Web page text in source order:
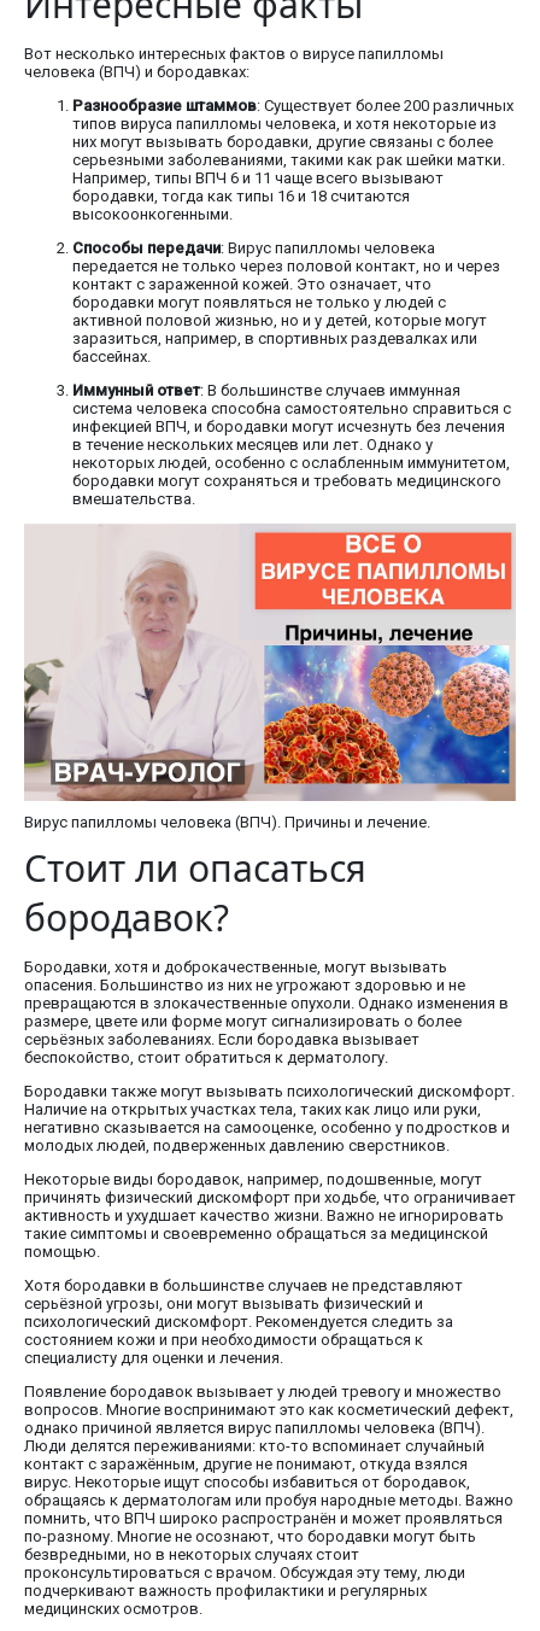
Вот несколько интересных фактов о вирусе папилломы
человека (ВПЧ) и бородавках:
Разнообразие штаммов: Существует более 200 различных
типов вируса папилломы человека, и хотя некоторые из
них могут вызывать бородавки, другие связаны с более
серьезными заболеваниями, такими как рак шейки матки.
Например, типы ВПЧ 6 и 11 чаще всего вызывают
бородавки, тогда как типы 16 и 18 считаются
высокоонкогенными.
Способы передачи: Вирус папилломы человека
передается не только через половой контакт, но и через
контакт с зараженной кожей. Это означает, что
бородавки могут появляться не только у людей с
активной половой жизнью, но и у детей, которые могут
заразиться, например, в спортивных раздевалках или
бассейнах.
Иммунный ответ: В большинстве случаев иммунная
система человека способна самостоятельно справиться с
инфекцией ВПЧ, и бородавки могут исчезнуть без лечения
в течение нескольких месяцев или лет. Однако у
некоторых людей, особенно с ослабленным иммунитетом,
бородавки могут сохраняться и требовать медицинского
вмешательства.
Вирус папилломы человека (ВПЧ). Причины и лечение.
Стоит ли опасаться
бородавок?
Бородавки, хотя и доброкачественные, могут вызывать
опасения. Большинство из них не угрожают здоровью и не
превращаются в злокачественные опухоли. Однако изменения в
размере, цвете или форме могут сигнализировать о более
серьёзных заболеваниях. Если бородавка вызывает
беспокойство, стоит обратиться к дерматологу.
Бородавки также могут вызывать психологический дискомфорт.
Наличие на открытых участках тела, таких как лицо или руки,
негативно сказывается на самооценке, особенно у подростков и
молодых людей, подверженных давлению сверстников.
Некоторые виды бородавок, например, подошвенные, могут
причинять физический дискомфорт при ходьбе, что ограничивает
активность и ухудшает качество жизни. Важно не игнорировать
такие симптомы и своевременно обращаться за медицинской
помощью.
Хотя бородавки в большинстве случаев не представляют
серьёзной угрозы, они могут вызывать физический и
психологический дискомфорт. Рекомендуется следить за
состоянием кожи и при необходимости обращаться к
специалисту для оценки и лечения.
Появление бородавок вызывает у людей тревогу и множество
вопросов. Многие воспринимают это как косметический дефект,
однако причиной является вирус папилломы человека (ВПЧ).
Люди делятся переживаниями: кто-то вспоминает случайный
контакт с заражённым, другие не понимают, откуда взялся
вирус. Некоторые ищут способы избавиться от бородавок,
обращаясь к дерматологам или пробуя народные методы. Важно
помнить, что ВПЧ широко распространён и может проявляться
по-разному. Многие не осознают, что бородавки могут быть
безвредными, но в некоторых случаях стоит
проконсультироваться с врачом. Обсуждая эту тему, люди
подчеркивают важность профилактики и регулярных
медицинских осмотров.